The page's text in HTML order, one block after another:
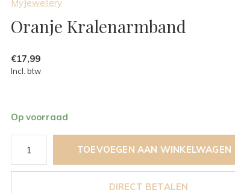
MyJewellery
Oranje Kralenarmband
€17,99
Incl. btw
Op voorraad
TOEVOEGEN AAN WINKELWAGEN
DIRECT BETALEN